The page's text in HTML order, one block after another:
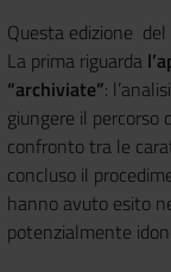
Questa edizione
La prima riguarda
“archiviate”:
giungere il percorso
confronto tra le
concluso il
hanno avuto esito
potenzialmente